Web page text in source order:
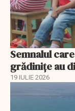
Semnalul
grădinițe au
19 IULIE 2026